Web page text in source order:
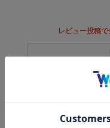
レビュー投稿
レビューはマイペー
返品・キャンセルにつ